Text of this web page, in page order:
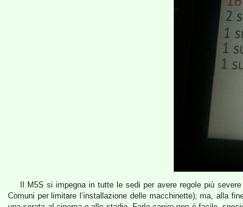
Il M5S si impegna in tutte le sedi per avere regole più
Comuni per limitare l’installazione delle macchinette); ma, alla